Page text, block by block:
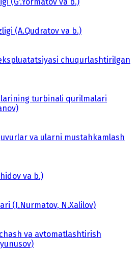
(A.Qudratov va b.)
chuqurlashtirilgan
turbinali qurilmalari
va ularni mustahkamlash
va b.)
(J.Nurmatov, N.Xalilov)
va avtomatlashtirish